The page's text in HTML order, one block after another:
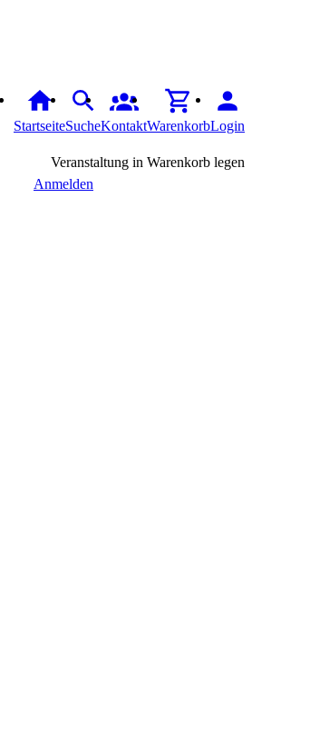
StartseiteSucheKontaktWarenkorbLogin
Veranstaltung in Warenkorb legen
Anmelden